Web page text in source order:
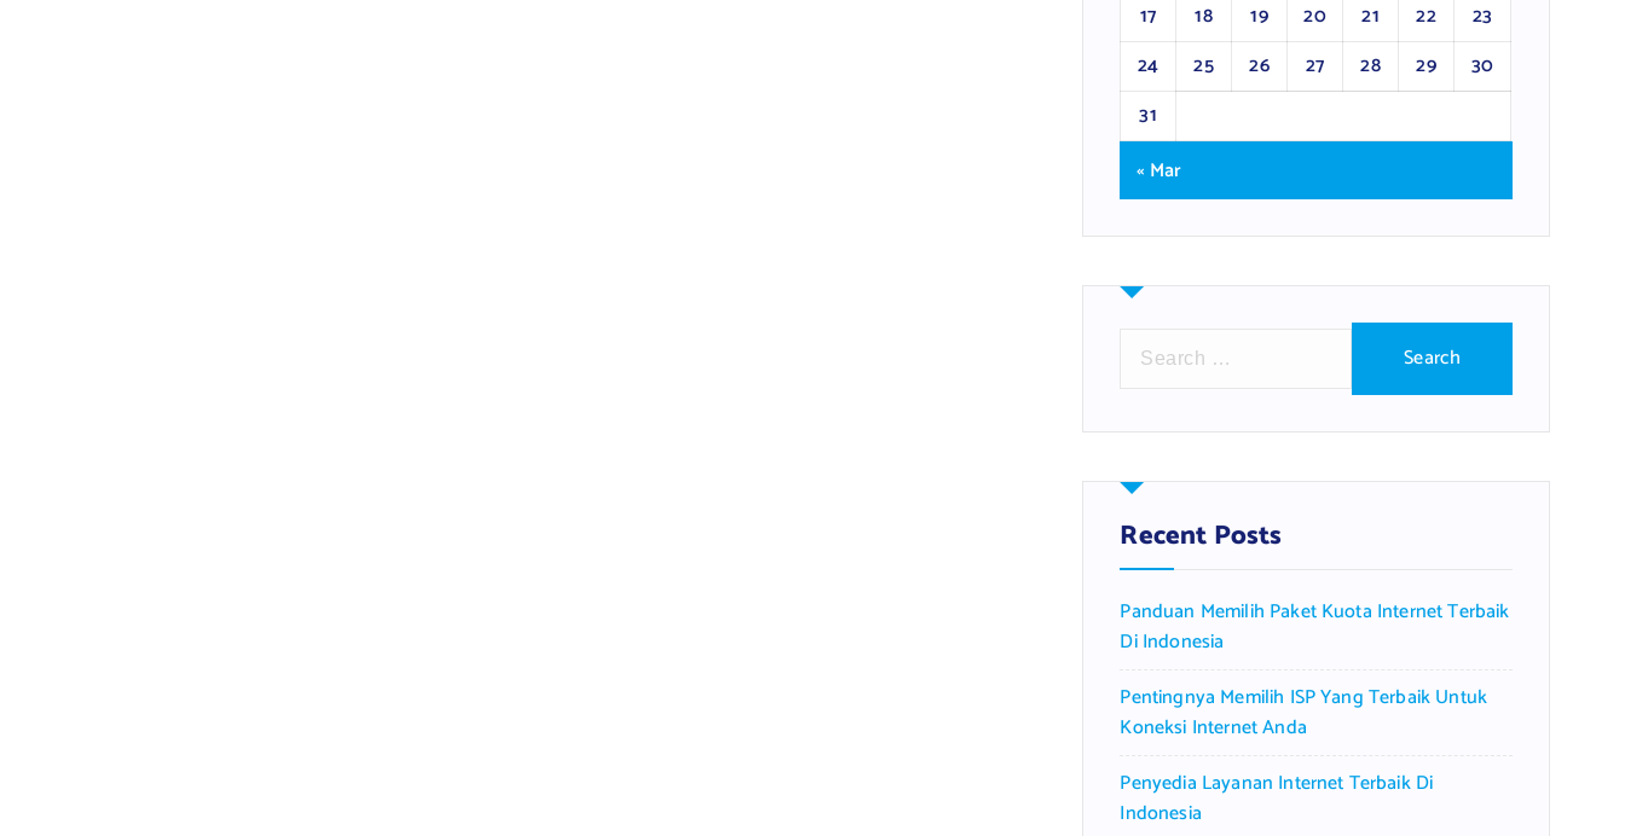
17
18 19 20 21 22
23
24
25 26 27 28 29
30
31
« Mar
r
h
f
o
:
Recent Posts
Panduan Memilih Paket Kuota Internet Terbaik
Di Indonesia
Pentingnya Memilih ISP Yang Terbaik Untuk
Koneksi Internet Anda
Penyedia Layanan Internet Terbaik Di
Indonesia